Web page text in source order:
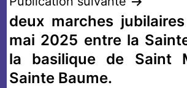
deux marches
mai 2025 entre la
la basilique de Saint
Sainte Baume.